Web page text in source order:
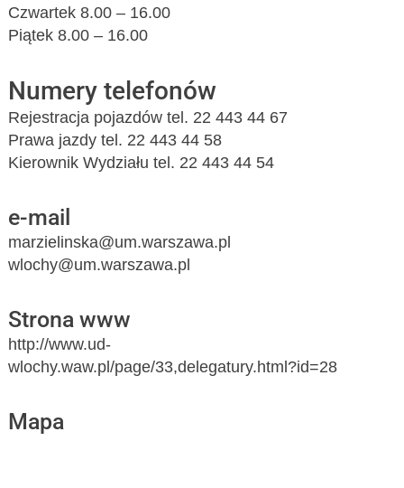
Czwartek 8.00 – 16.00
Piątek 8.00 – 16.00
Numery telefonów
Rejestracja pojazdów tel. 22 443 44 67
Prawa jazdy tel. 22 443 44 58
Kierownik Wydziału tel. 22 443 44 54
e-mail
marzielinska@um.warszawa.pl
wlochy@um.warszawa.pl
Strona www
http://www.ud-
wlochy.waw.pl/page/33,delegatury.html?id=28
Mapa